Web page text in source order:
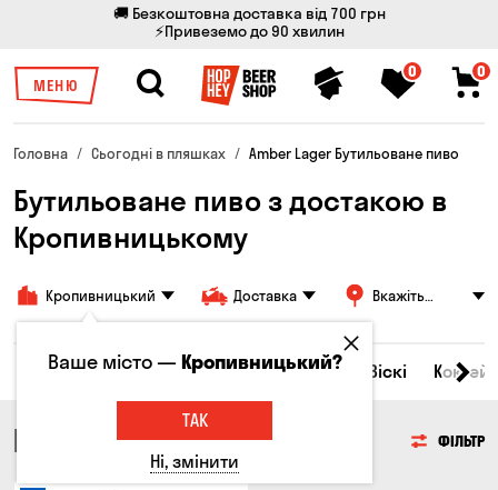
🚚 Безкоштовна доставка від 700 грн
⚡Привеземо до 90 хвилин
МЕНЮ
0 0
Головна Сьогодні в пляшках Amber Lager Бутильоване пиво
Бутильоване пиво з достакою в
Кропивницькому
Кропивницький Доставка
Вкажіть
Всі товари Пиво Сидр Вино Віскі
ПИВО ФІЛЬТР
Ваше місто —Кропивницький?
ТАК
Ні, змінити